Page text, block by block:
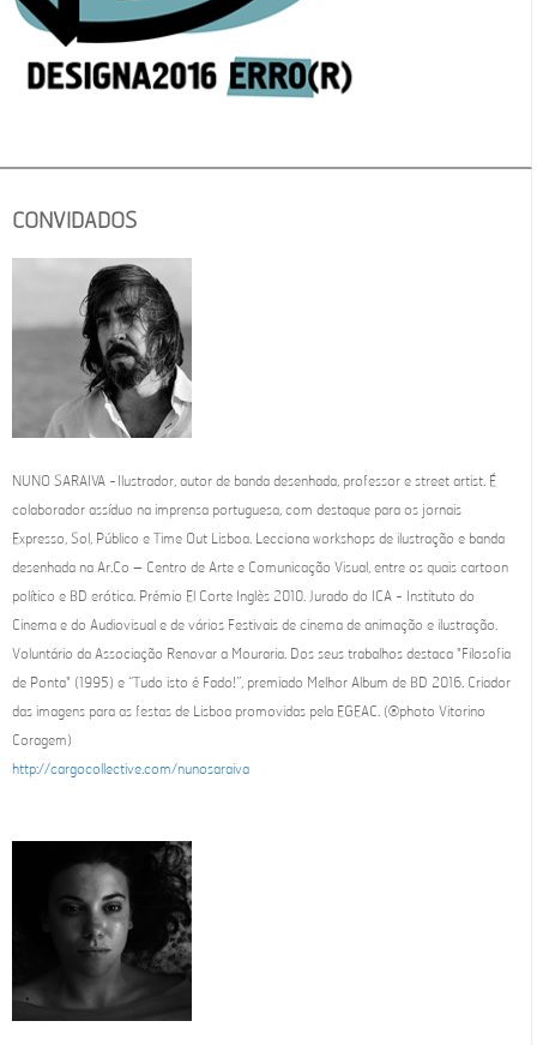
CONVIDADOS
NUNO SARAIVA - Ilustrador, autor de banda desenhada, professor e street artist. É
colaborador assíduo na imprensa portuguesa, com destaque para os jornais
Expresso, Sol, Público e Time Out Lisboa. Lecciona workshops de ilustração e banda
desenhada na Ar.Co – Centro de Arte e Comunicação Visual, entre os quais cartoon
político e BD erótica. Prémio El Corte Inglès 2010. Jurado do ICA - Instituto do
Cinema e do Audiovisual e de vários Festivais de cinema de animação e ilustração.
Voluntário da Associação Renovar a Mouraria. Dos seus trabalhos destaca "Filosofia
de Ponta" (1995) e “Tudo isto é Fado!”, premiado Melhor Album de BD 2016. Criador
das imagens para as festas de Lisboa promovidas pela EGEAC. (®photo Vitorino
Coragem)
http://cargocollective.com/nunosaraiva